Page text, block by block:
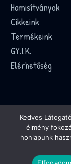
Hamisítványok
Cikkeink
Termékeink
GY.I.K.
Elérhetőség
© 2026
Kedves
élmény
honlapunk